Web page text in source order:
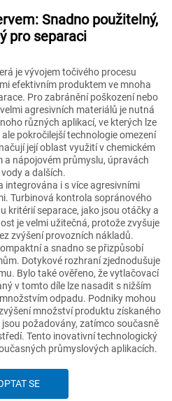
Snadno použitelný,
pro separaci
je vývojem točivého procesu
efektivním produktem ve mnoha
Pro zabránění poškození nebo
agresivních materiálů je nutná
různých aplikací, ve kterých lze
pokročilejší technologie omezení
její oblast využití v chemickém
nápojovém průmyslu, úpravách
a dalších.
integrována i s více agresivními
Turbinová kontrola sopránového
kritérií separace, jako jsou otáčky a
je velmi užitečná, protože zvyšuje
zvýšení provozních nákladů.
a snadno se přizpůsobí
Dotykové rozhraní zjednodušuje
Bylo také ověřeno, že vytlačovací
v tomto díle lze nasadit s nižším
odpadu. Podniky mohou
množství produktu získaného
požadovány, zatímco současně
Tento inovativní technologický
průmyslových aplikacích.
SE